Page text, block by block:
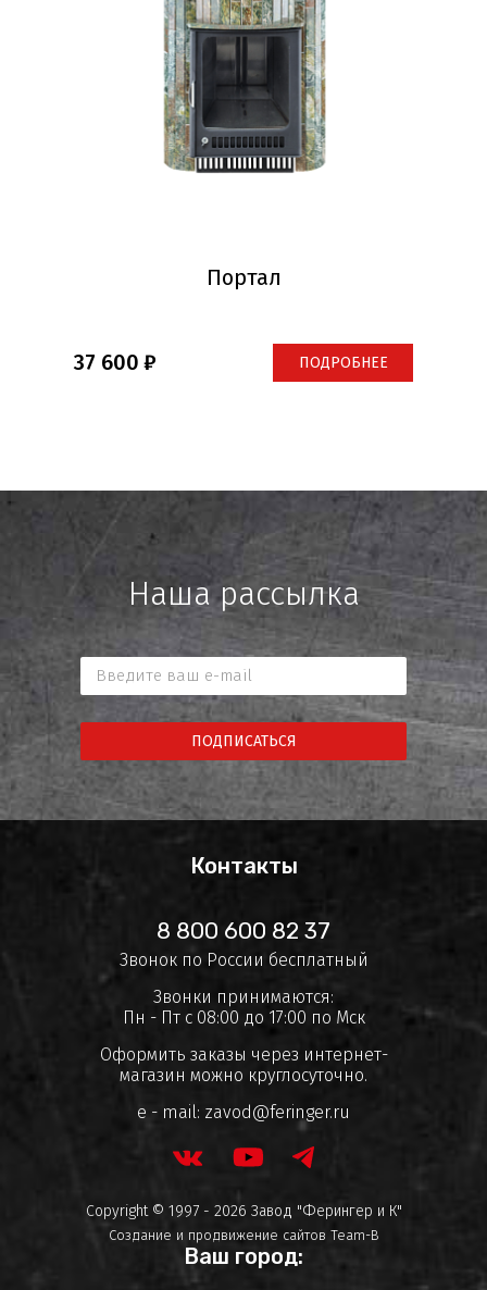
Портал
37 600 ПОДРОБНЕЕ
Наша рассылка
ПОДПИСАТЬСЯ
Контакты
8 800 600 82 37
Звонок по России бесплатный
Звонки принимаются:
Пн - Пт с 08:00 до 17:00 по Мск
Оформить заказы через интернет-
магазин можно круглосуточно.
e - mail: zavod@feringer.ru
Copyright © 1997 - 2026 Завод "Ферингер и К"
Создание и продвижение сайтов Team-B
Ваш город: